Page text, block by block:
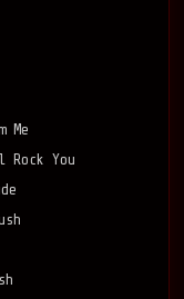
Me
Rock You